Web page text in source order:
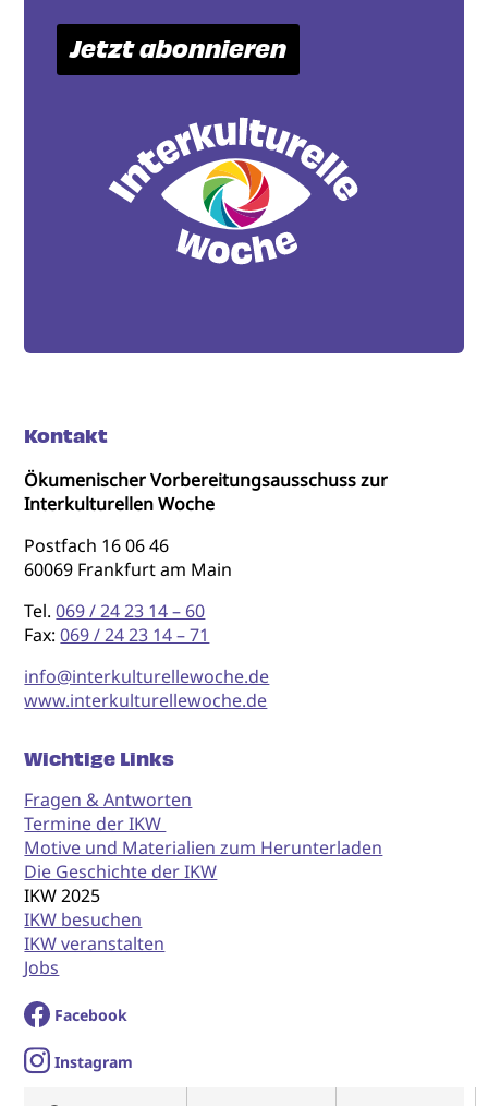
Jetzt abonnieren
Kontakt
Ökumenischer Vorbereitungsausschuss zur
Interkulturellen Woche
Postfach 16 06 46
60069 Frankfurt am Main
Tel.069 / 24 23 14 – 60
Fax:069 / 24 23 14 – 71
info@interkulturellewoche.de
www.interkulturellewoche.de
Wichtige Links
Fragen & Antworten
Termine der IKW
Motive und Materialien zum Herunterladen
Die Geschichte der IKW
IKW 2025
IKW besuchen
IKW veranstalten
Jobs
Facebook
Instagram